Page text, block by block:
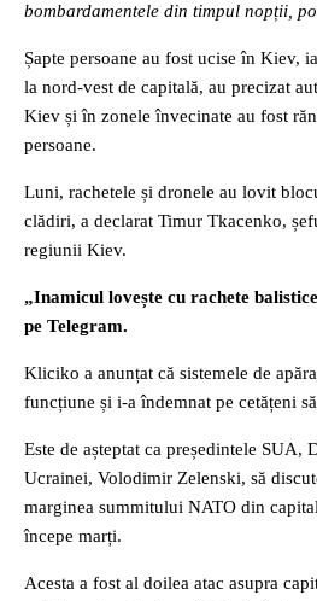
bombardamentele din timpul nopții,
Șapte persoane au fost ucise în Kiev,
la nord-vest de capitală, au precizat
Kiev și în zonele învecinate au fost
persoane.
Luni, rachetele și dronele au lovit
clădiri, a declarat Timur Tkacenko,
regiunii Kiev.
„Inamicul lovește cu rachete
pe Telegram.
Kliciko a anunțat că sistemele de
funcțiune și i-a îndemnat pe cetățeni
Este de așteptat ca președintele SUA,
Ucrainei, Volodimir Zelenski, să
marginea summitului NATO din
începe marți.
Acesta a fost al doilea atac asupra